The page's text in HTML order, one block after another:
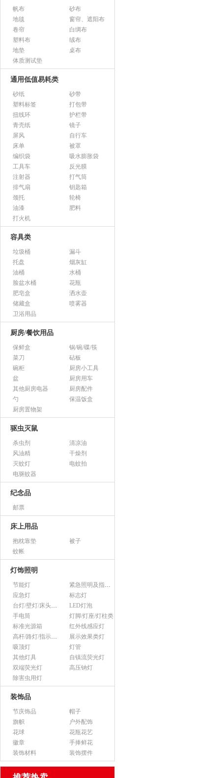
帆布
砂布
地毯
窗帘、遮阳布
卷帘
白绸布
塑料布
绒布
地垫
桌布
体质测试垫
通用低值易耗类
砂纸
砂带
塑料标签
打包带
扭线环
护栏带
青壳纸
镜子
屏风
自行车
床单
被罩
编织袋
吸水膨胀袋
工具车
反光膜
注射器
打气筒
排气扇
钥匙箱
颈托
轮椅
油漆
肥料
打火机
容具类
垃圾桶
漏斗
托盘
烟灰缸
油桶
水桶
脸盆水桶
花瓶
肥皂盒
洒水壶
储藏盒
喷雾器
卫浴用品
厨房/餐饮用品
保鲜盒
锅/碗/碟/筷
菜刀
砧板
碗柜
厨房小工具
盆
厨房用车
其他厨房电器
厨房配件
勺
保温饭盒
厨房置物架
驱虫灭鼠
杀虫剂
清凉油
风油精
干燥剂
灭蚊灯
电蚊拍
电驱蚊器
纪念品
邮票
床上用品
抱枕靠垫
被子
蚊帐
灯饰照明
节能灯
紧急照明及指示灯
应急灯
标志灯
台灯/壁灯/床头灯/落地灯
LED灯泡
手电筒
灯脚/灯座/灯柱类
标准光源箱
红外线感应灯
高杆/路灯/指示灯类
展示效果类灯
吸顶灯
灯管
其他灯具
自镇流荧光灯
双端荧光灯
高压钠灯
除害虫用灯
装饰品
节庆饰品
帽子
旗帜
户外配饰
花球
花瓶花艺
徽章
手捧鲜花
装饰材料
装饰摆件